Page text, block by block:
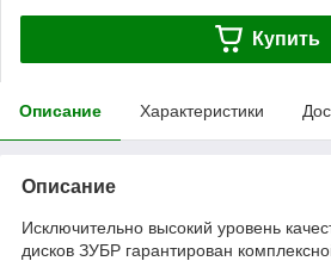
Купить
Описание Характеристики
Описание
Исключительно высокий уровень
дисков ЗУБР гарантирован